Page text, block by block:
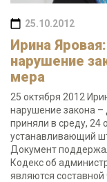
25.10.2012
Ирина
нарушение
мера
25 октября 2012
нарушение закона
приняли в среду, 24
устанавливающий
Документ
Кодекс об
являются